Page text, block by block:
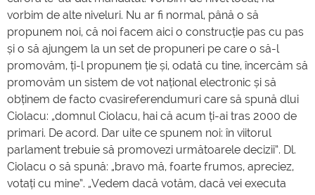
vorbim de alte niveluri. Nu ar fi normal, până o să
propunem noi, că noi facem aici o construcție pas cu pas
și o să ajungem la un set de propuneri pe care o să-l
promovăm, ți-l propunem ție și, odată cu tine, încercăm să
promovăm un sistem de vot național electronic și să
obținem de facto cvasireferendumuri care să spună dlui
Ciolacu: „domnul Ciolacu, hai că acum ți-ai tras 2000 de
primari. De acord. Dar uite ce spunem noi: în viitorul
parlament trebuie să promovezi următoarele decizii”. Dl.
Ciolacu o să spună: „bravo mă, foarte frumos, apreciez,
votați cu mine”. „Vedem dacă votăm, dacă vei executa